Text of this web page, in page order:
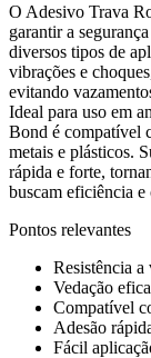
O Adesivo Trava
garantir a
diversos tipos de
vibrações e
evitando
Ideal para uso em
Bond é compatível
metais e plásticos.
rápida e forte,
buscam eficiência e
Pontos relevantes
Resistência a
Vedação
Compatível
Adesão
Fácil